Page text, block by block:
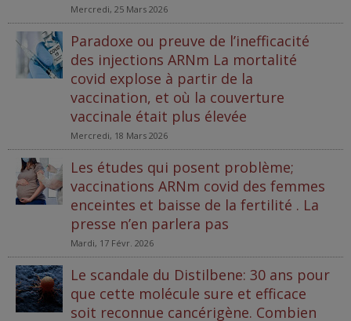
Mercredi, 25 Mars 2026
Paradoxe ou preuve de l’inefficacité
des injections ARNm La mortalité
covid explose à partir de la
vaccination, et où la couverture
vaccinale était plus élevée
Mercredi, 18 Mars 2026
Les études qui posent problème;
vaccinations ARNm covid des femmes
enceintes et baisse de la fertilité . La
presse n’en parlera pas
Mardi, 17 Févr. 2026
Le scandale du Distilbene: 30 ans pour
que cette molécule sure et efficace
soit reconnue cancérigène. Combien